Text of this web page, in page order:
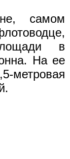
самом
в
На ее
метровая